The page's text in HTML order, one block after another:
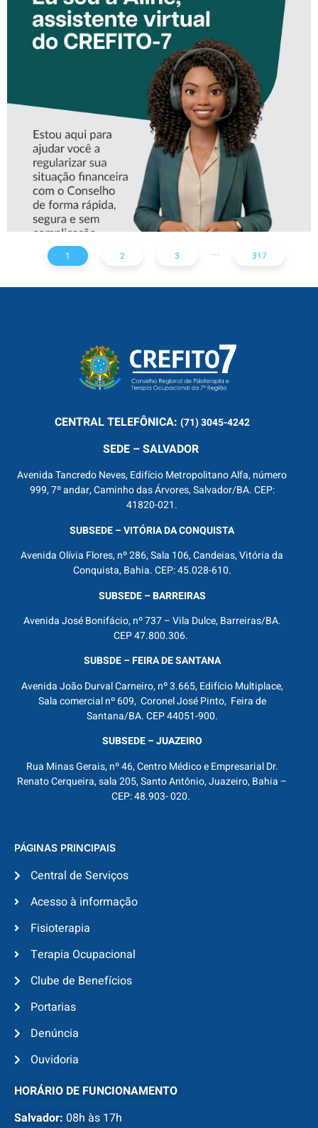
CONHEÇA A ‘ALINE’,
ASSISTENTE VIRTUAL DO
CREFITO-7
1 2 3 ... 317
CENTRALTELEFÔNICA: (71) 3045-4242
SEDE – SALVADOR
Avenida Tancredo Neves, Edifício Metropolitano Alfa, número
999, 7º andar, Caminho das Árvores, Salvador/BA. CEP:
41820-021.
SUBSEDE – VITÓRIA DA CONQUISTA
Avenida Olívia Flores, nº 286, Sala 106, Candeias, Vitória da
Conquista, Bahia. CEP: 45.028-610.
SUBSEDE – BARREIRAS
Avenida José Bonifácio, nº 737 – Vila Dulce, Barreiras/BA.
CEP 47.800.306.
SUBSDE – FEIRA DE SANTANA
Avenida João Durval Carneiro, nº 3.665, Edifício Multiplace,
Sala comercial nº 609, Coronel José Pinto, Feira de
Santana/BA. CEP 44051-900.
SUBSEDE – JUAZEIRO
Rua Minas Gerais, nº 46, Centro Médico e Empresarial Dr.
Renato Cerqueira, sala 205, Santo Antônio, Juazeiro, Bahia –
CEP: 48.903- 020.
PÁGINAS PRINCIPAIS
Central de Serviços
Acesso à informação
Fisioterapia
Terapia Ocupacional
Clube de Benefícios
Portarias
Denúncia
Ouvidoria
HORÁRIO DE FUNCIONAMENTO
Salvador: 08h às 17h